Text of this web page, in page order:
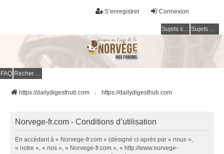
Connexion
S’enregistrer
Sujets sans réponse Sujets actifs
FAQ Rechercher
https://dailydigesthub.com https://dailydigesthub.com
Norvege-fr.com - Conditions d’utilisation
En accédant à « Norvege-fr.com » (désigné ci-après par « nous »,
« notre », « nos », « Norvege-fr.com », « http://www.norvege-